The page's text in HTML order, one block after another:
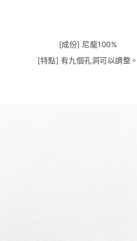
[成份] 尼龍100%
[特點] 有九個孔洞可以調整。